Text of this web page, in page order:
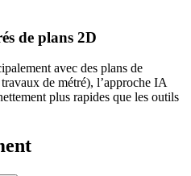
de plans 2D
avec des plans de
de métré), l’approche IA
plus rapides que les outils